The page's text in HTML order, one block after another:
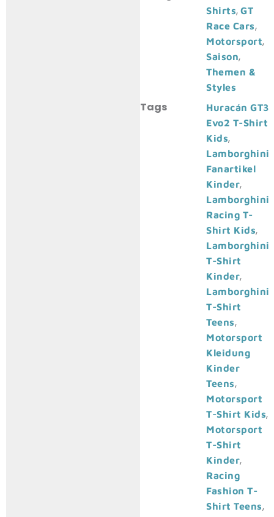
Shirts,GT
Race Cars,
Motorsport,
Saison,
Themen &
Styles
Tags
Huracán GT3
Evo2 T-Shirt
Kids,
Lamborghini
Fanartikel
Kinder,
Lamborghini
Racing T-
Shirt Kids,
Lamborghini
T-Shirt
Kinder,
Lamborghini
T-Shirt
Teens,
Motorsport
Kleidung
Kinder
Teens,
Motorsport
T-Shirt Kids,
Motorsport
T-Shirt
Kinder,
Racing
Fashion T-
Shirt Teens,